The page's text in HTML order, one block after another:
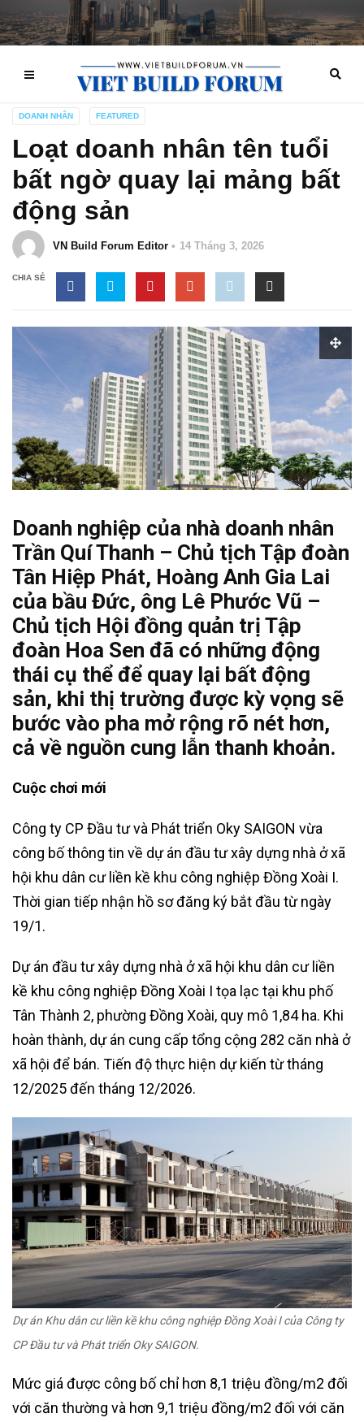
DOANH NHÂN FEATURED
Loạt doanh nhân tên tuổi
bất ngờ quay lại mảng bất
động sản
VN Build Forum Editor 14 Tháng 3, 2026
CHIA SẺ
Doanh nghiệp của nhà doanh nhân
Trần Quí Thanh – Chủ tịch Tập đoàn
Tân Hiệp Phát, Hoàng Anh Gia Lai
của bầu Đức, ông Lê Phước Vũ –
Chủ tịch Hội đồng quản trị Tập
đoàn Hoa Sen đã có những động
thái cụ thể để quay lại bất động
sản, khi thị trường được kỳ vọng sẽ
bước vào pha mở rộng rõ nét hơn,
cả về nguồn cung lẫn thanh khoản.
Cuộc chơi mới
Công ty CP Đầu tư và Phát triển Oky SAIGON vừa
công bố thông tin về dự án đầu tư xây dựng nhà ở xã
hội khu dân cư liền kề khu công nghiệp Đồng Xoài I.
Thời gian tiếp nhận hồ sơ đăng ký bắt đầu từ ngày
19/1.
Dự án đầu tư xây dựng nhà ở xã hội khu dân cư liền
kề khu công nghiệp Đồng Xoài I tọa lạc tại khu phố
Tân Thành 2, phường Đồng Xoài, quy mô 1,84 ha. Khi
hoàn thành, dự án cung cấp tổng cộng 282 căn nhà ở
xã hội để bán. Tiến độ thực hiện dự kiến từ tháng
12/2025 đến tháng 12/2026.
Dự án Khu dân cư liền kề khu công nghiệp Đồng Xoài I của Công ty
CP Đầu tư và Phát triển Oky SAIGON.
Mức giá được công bố chỉ hơn 8,1 triệu đồng/m2 đối
với căn thường và hơn 9,1 triệu đồng/m2 đối với căn